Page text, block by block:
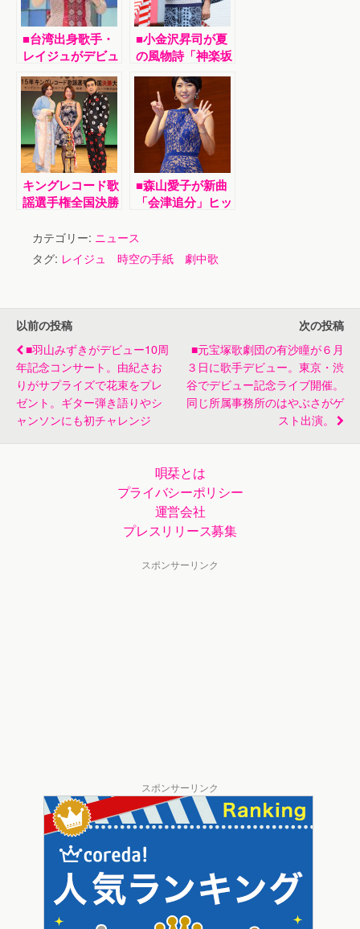
■台湾出身歌手・
レイジュがデビュ
ー15周年記念ス
ペシャルライブ。
スペシャルゲスト
の湯原昌幸とコラ
ボも披露。
■小金沢昇司が夏
の風物詩「神楽坂
ほおずき市」に参
加。毘沙門天でミ
ニライブ。新曲な
ど６曲熱唱
キングレコード歌
謡選手権全国決勝
さんがグランドチ
ャンピオン受賞。
角川博と水城なつ
■森山愛子が新曲
「会津追分」ヒッ
コンサート＆カラ
オケ王決定戦
カテゴリー: ニュース
タグ: レイジュ 時空の手紙 劇中歌
以前の投稿
■羽山みずきがデビュー10周
年記念コンサート。由紀さお
りがサプライズで花束をプレ
ゼント。ギター弾き語りやシ
ャンソンにも初チャレンジ
次の投稿
■元宝塚歌劇団の有沙瞳が６月
３日に歌手デビュー。東京・渋
谷でデビュー記念ライブ開催。
同じ所属事務所のはやぶさがゲ
スト出演。
唄栞とは
プライバシーポリシー
運営会社
プレスリリース募集
スポンサーリンク
スポンサーリンク